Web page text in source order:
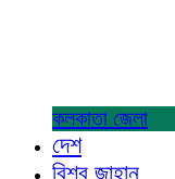
কলকাতা জেলা
দেশ
বিশ্ব জাহান